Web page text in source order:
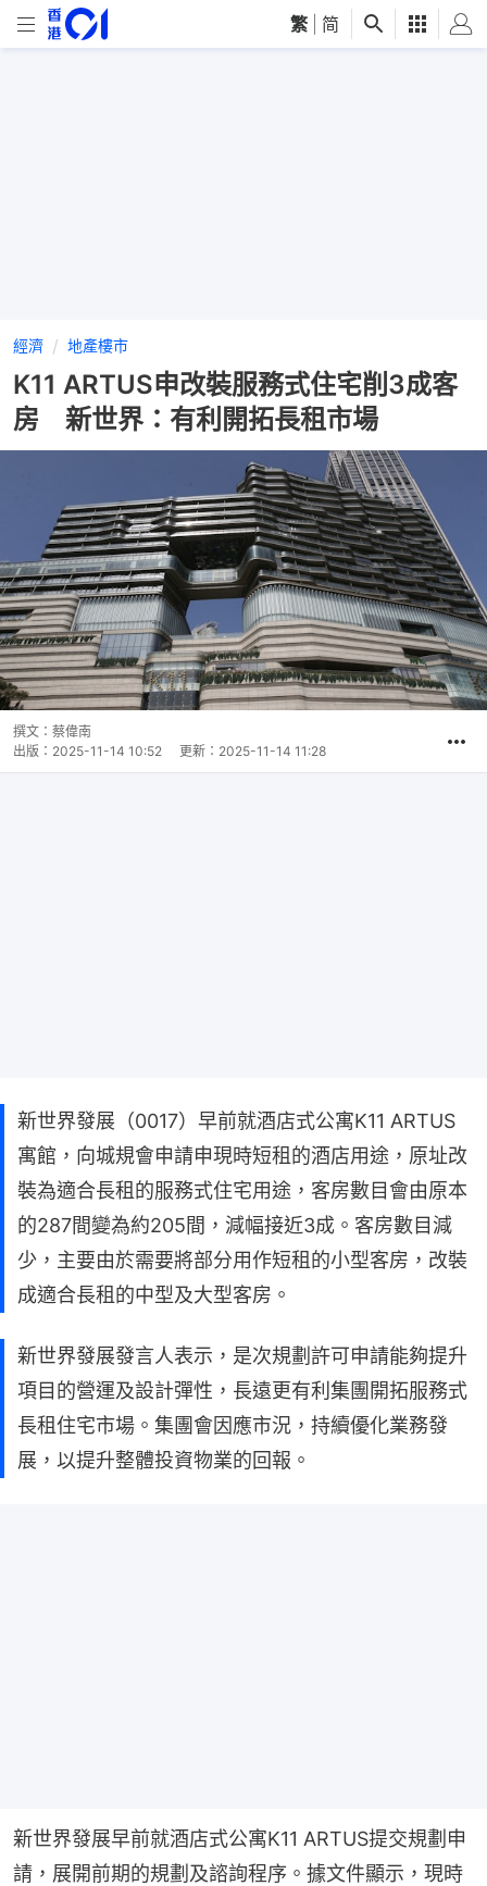
繁 简
經濟 地產樓市
K11 ARTUS申改裝服務式住宅削3成客
房 新世界：有利開拓長租市場
撰文： 蔡偉南
出版： 2025-11-14 10:52 更新： 2025-11-14 11:28
新世界發展（0017）早前就酒店式公寓K11 ARTUS
寓館，向城規會申請申現時短租的酒店用途，原址改
裝為適合長租的服務式住宅用途，客房數目會由原本
的287間變為約205間，減幅接近3成。客房數目減
少，主要由於需要將部分用作短租的小型客房，改裝
成適合長租的中型及大型客房。
新世界發展發言人表示，是次規劃許可申請能夠提升
項目的營運及設計彈性，長遠更有利集團開拓服務式
長租住宅市場。集團會因應市況，持續優化業務發
展，以提升整體投資物業的回報。
新世界發展早前就酒店式公寓K11 ARTUS提交規劃申
請，展開前期的規劃及諮詢程序。據文件顯示，現時